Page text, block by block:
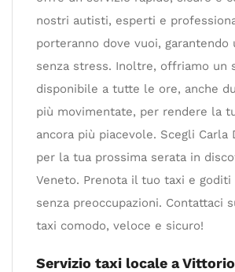
nostri autisti, esperti e
porteranno dove vuoi, garantendo
senza stress. Inoltre, offriamo un
disponibile a tutte le ore, anche
più movimentate, per rendere la
ancora più piacevole. Scegli Carla
per la tua prossima serata in
Veneto. Prenota il tuo taxi e goditi
senza preoccupazioni. Contattaci
taxi comodo, veloce e sicuro!
Servizio taxi locale a